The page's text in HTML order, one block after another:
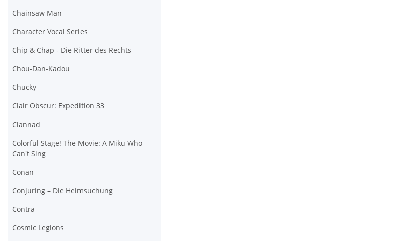
Chainsaw Man
Character Vocal Series
Chip & Chap - Die Ritter des Rechts
Chou-Dan-Kadou
Chucky
Clair Obscur: Expedition 33
Clannad
Colorful Stage! The Movie: A Miku Who
Can't Sing
Conan
Conjuring – Die Heimsuchung
Contra
Cosmic Legions